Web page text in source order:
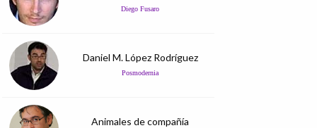
Diego Fusaro
Daniel M. López Rodríguez
Posmodernia
Animales de compañía